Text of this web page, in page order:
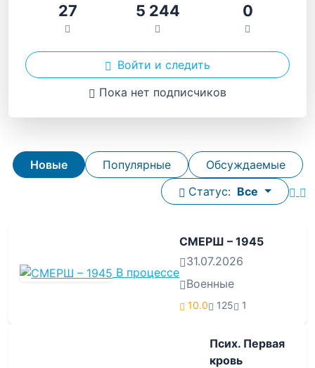
27 5 244 0
Войти и следить
Пока нет подписчиков
Новые Популярные
Обсуждаемые
Статус: Все
В процессе
СМЕРШ – 1945
31.07.2026
Военные
10.0 125 1
Псих. Первая
кровь